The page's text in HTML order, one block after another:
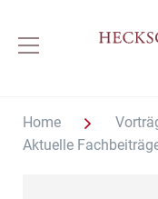
Home
Aktuelle